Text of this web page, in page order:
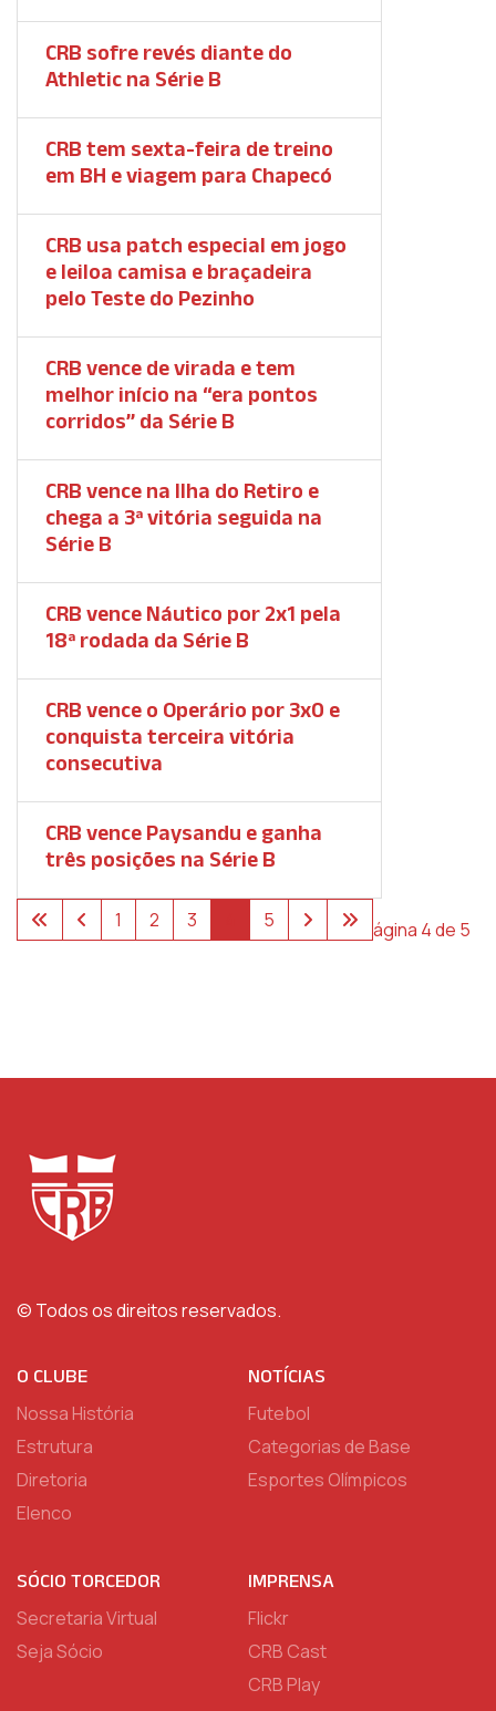
CRB sofre revés diante do
Athletic na Série B
CRB tem sexta-feira de treino
em BH e viagem para Chapecó
CRB usa patch especial em jogo
e leiloa camisa e braçadeira
pelo Teste do Pezinho
CRB vence de virada e tem
melhor início na “era pontos
corridos” da Série B
CRB vence na Ilha do Retiro e
chega a 3ª vitória seguida na
Série B
CRB vence Náutico por 2x1 pela
18ª rodada da Série B
CRB vence o Operário por 3x0 e
conquista terceira vitória
consecutiva
CRB vence Paysandu e ganha
três posições na Série B
Página 4 de 5
1 2 3 5
© Todos os direitos reservados.
O CLUBE
Nossa História
Estrutura
Diretoria
Elenco
NOTÍCIAS
Futebol
Categorias de Base
Esportes Olímpicos
SÓCIO TORCEDOR
Secretaria Virtual
Seja Sócio
IMPRENSA
Flickr
CRB Cast
CRB Play